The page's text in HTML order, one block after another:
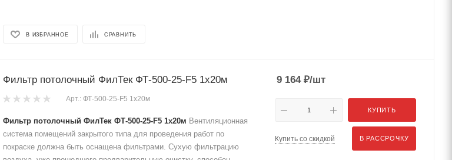
В ИЗБРАННОЕ СРАВНИТЬ
Фильтр потолочный ФилТек ФТ-500-25-F5 1x20м
Арт.: ФТ-500-25-F5 1x20м
Фильтр потолочный ФилТек ФТ-500-25-F5 1x20м Вентиляционная
система помещений закрытого типа для проведения работ по
покраске должна быть оснащена фильтрами. Сухую фильтрацию
9 164₽/шт
КУПИТЬ
Купить со скидкой В РАССРОЧКУ